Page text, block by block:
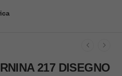
217 DISEGNO